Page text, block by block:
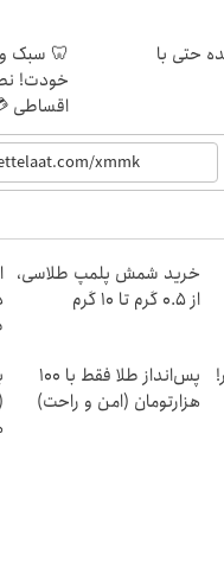
حتی با
🦷 سبک
خودت!
اقساطی
خرید شمش پلمپ طلاسی،
از ۰.۵ گرم تا ۱۰ گرم
پس‌انداز طلا فقط با ۱۰۰
هزارتومان (امن و راحت)